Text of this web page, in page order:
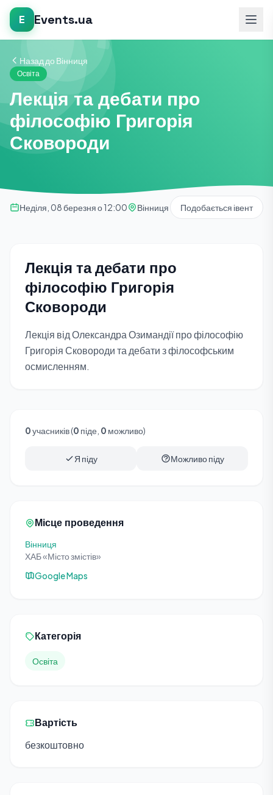
E Events.ua
Назад до Вінниця
Освіта
Лекція та дебати про
філософію Григорія
Сковороди
Неділя, 08 березня о 12:00 Вінниця Подобається івент
Лекція та дебати про
філософію Григорія
Сковороди
Лекція від Олександра Озимандії про філософію
Григорія Сковороди та дебати з філософським
осмисленням.
0учасників (0 піде, 0 можливо)
Я піду Можливо піду
Місце проведення
Вінниця
ХАБ «Місто змістів»
Google Maps
Категорія
Освіта
Вартість
безкоштовно